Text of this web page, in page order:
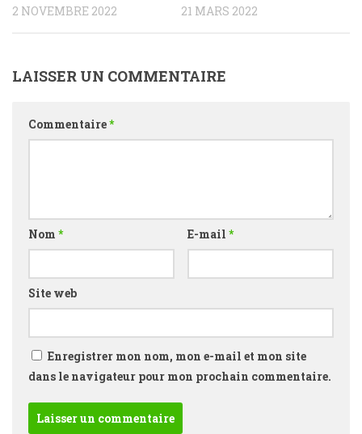
2 NOVEMBRE 2022 21 MARS 2022
LAISSER UN COMMENTAIRE
Commentaire*
Nom * E-mail *
Site web
Enregistrer mon nom, mon e-mail et mon site
dans le navigateur pour mon prochain commentaire.